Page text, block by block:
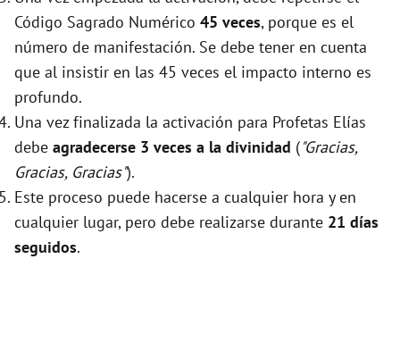
Código Sagrado Numérico 45 veces, porque es el
número de manifestación. Se debe tener en cuenta
que al insistir en las 45 veces el impacto interno es
profundo.
Una vez finalizada la activación para Profetas Elías
debe agradecerse 3 veces a la divinidad ("Gracias,
Gracias, Gracias").
Este proceso puede hacerse a cualquier hora y en
cualquier lugar, pero debe realizarse durante 21 días
seguidos.